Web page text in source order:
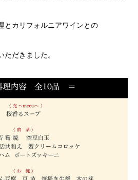
とカリフォルニアワインとの
だきました。